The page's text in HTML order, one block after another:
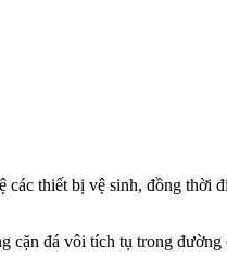
các thiết bị vệ sinh, đồng
cặn đá vôi tích tụ trong